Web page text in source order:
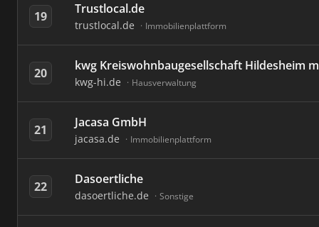
19 Trustlocal.de
trustlocal.de Immobilienplattform
20 kwg Kreiswohnbaugesellschaft Hildesheim
kwg-hi.de Hausverwaltung
21 Jacasa GmbH
jacasa.de Immobilienplattform
22 Dasoertliche
dasoertliche.de Sonstige